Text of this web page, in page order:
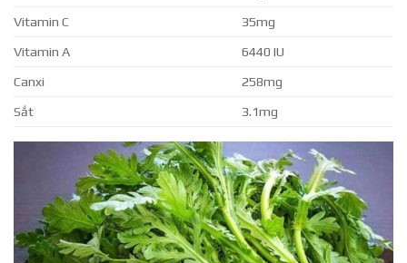
Vitamin C 35mg
Vitamin A 6440 IU
Canxi 258mg
Sắt 3.1mg